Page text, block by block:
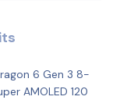
6 Gen 3 8-
AMOLED 120